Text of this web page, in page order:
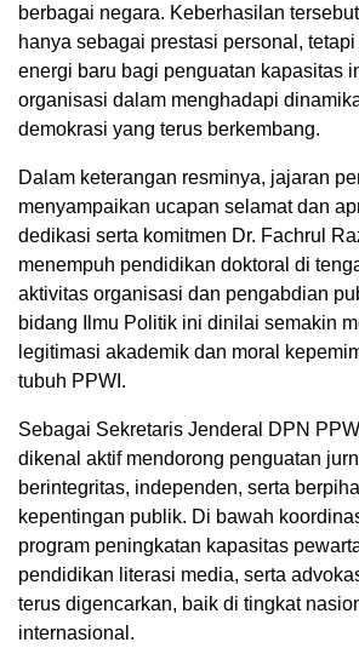
berbagai negara. Keberhasilan
hanya sebagai prestasi personal,
energi baru bagi penguatan kapasitas
organisasi dalam menghadapi
demokrasi yang terus berkembang.
Dalam keterangan resminya, jajaran
menyampaikan ucapan selamat dan
dedikasi serta komitmen Dr. Fachrul
menempuh pendidikan doktoral di
aktivitas organisasi dan pengabdian
bidang Ilmu Politik ini dinilai semakin
legitimasi akademik dan moral
tubuh PPWI.
Sebagai Sekretaris Jenderal DPN
dikenal aktif mendorong penguatan
berintegritas, independen, serta
kepentingan publik. Di bawah
program peningkatan kapasitas
pendidikan literasi media, serta
terus digencarkan, baik di tingkat
internasional.